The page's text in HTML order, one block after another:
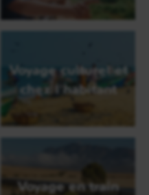
Voyage culturel et
chez l'habitant
Voyage en train